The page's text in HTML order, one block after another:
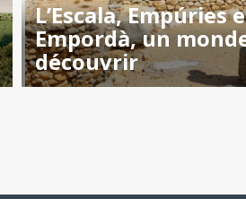
L’Escala, Empúries
Empordà, un
découvrir